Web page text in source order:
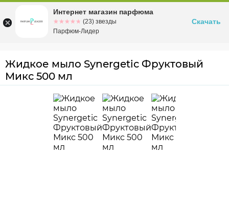
Омскул. Заозерная, 11, к. 1
Жидкое мыло Synergetic Фруктовый
Микс 500 мл
Интернет магазин парфюма
☆☆☆☆☆
★★★★★ (23) звезды
Парфюм-Лидер
Скачать